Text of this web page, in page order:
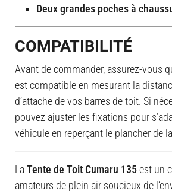
Deux grandes poches à
COMPATIBILITÉ
Avant de commander, assurez-vous
est compatible en mesurant la
d’attache de vos barres de toit. Si
pouvez ajuster les fixations pour
véhicule en reperçant le plancher de
LaTente de Toit Cumaru 135est un
amateurs de plein air soucieux de